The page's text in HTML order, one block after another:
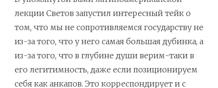
лекции Светов запустил интересный тейк о
том, что мы не сопротивляемся государству не
из-за того, что у него самая большая дубинка, а
из-за того, что в глубине души верим-таки в
его легитимность, даже если позиционируем
себя как анкапов. Это корреспондирует и с